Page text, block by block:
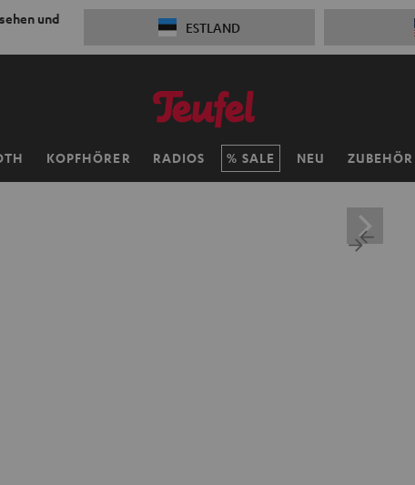
und
ESTLAND
KOPFHÖRER RADIOS SALE NEU ZUBEHÖR